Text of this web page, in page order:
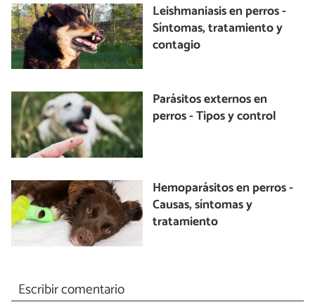
Leishmaniasis en perros -
Síntomas, tratamiento y
contagio
Parásitos externos en
perros - Tipos y control
Hemoparásitos en perros -
Causas, síntomas y
tratamiento
Escribir comentario